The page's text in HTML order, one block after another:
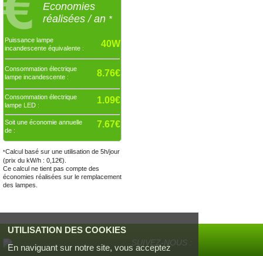
Economies
réalisées / an *
Puissance lampe
incandescente équivalente :
40W
Consommation électrique
lampe incandescente :
8.76€
Consommation électrique
lampe LED :
1.09€
Soit une économie annuelle
de :
7.67€
*Calcul basé sur une utilisation de 5h/jour
(prix du kW/h : 0,12€).
Ce calcul ne tient pas compte des
économies réalisées sur le remplacement
des lampes.
SUIVEZ-NOUS :
UTILISATION DES COOKIES
En naviguant sur notre site, vous acceptez